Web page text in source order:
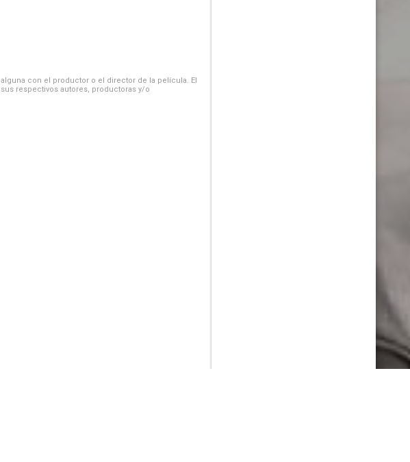
con el productor o el director de la película. El
respectivos autores, productoras y/o